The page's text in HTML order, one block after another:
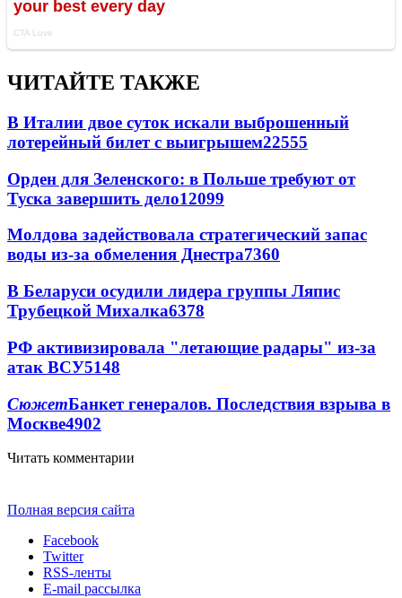
ЧИТАЙТЕ ТАКЖЕ
В Италии двое суток искали выброшенный
лотерейный билет с выигрышем22555
Орден для Зеленского: в Польше требуют от
Туска завершить дело12099
Молдова задействовала стратегический запас
воды из-за обмеления Днестра7360
В Беларуси осудили лидера группы Ляпис
Трубецкой Михалка6378
РФ активизировала "летающие радары" из-за
атак ВСУ5148
СюжетБанкет генералов. Последствия взрыва в
Москве4902
Читать комментарии
Полная версия сайта
Facebook
Twitter
RSS-ленты
E-mail рассылка